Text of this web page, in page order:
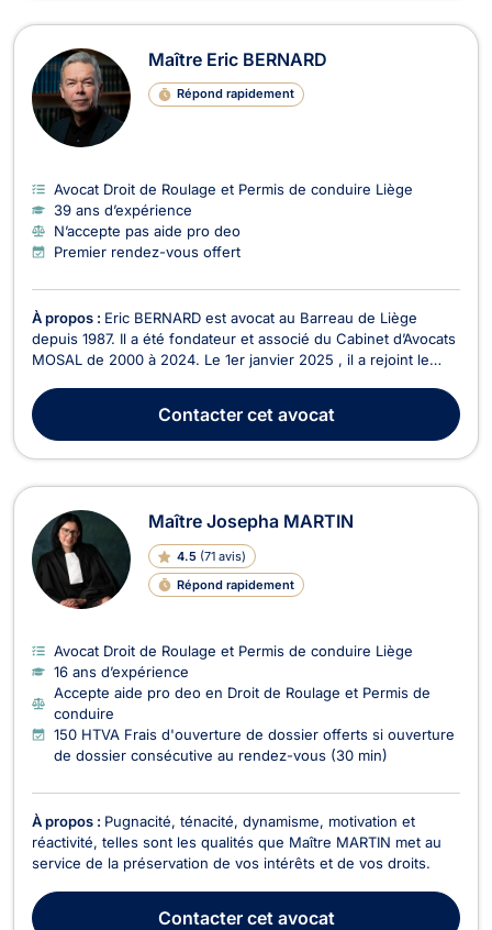
Maître Eric BERNARD
Répond rapidement
Avocat Droit de Roulage et Permis de conduire Liège
39 ans d’expérience
N’accepte pas aide pro deo
Premier rendez-vous offert
À propos : Eric BERNARD est avocat au Barreau de Liège
depuis 1987. Il a été fondateur et associé du Cabinet d’Avocats
MOSAL de 2000 à 2024. Le 1er janvier 2025 , il a rejoint le
WWW.AVOCATS-JAK.BE Il est également juge suppléant
depuis 1994, d’abord à la Justice de Paix du canton de L...
Contactercet avocat
Maître Josepha MARTIN
4.5 (71 avis)
Répond rapidement
Avocat Droit de Roulage et Permis de conduire Liège
16 ans d’expérience
Accepte aide pro deo en Droit de Roulage et Permis de
conduire
150 HTVA Frais d'ouverture de dossier offerts si ouverture
de dossier consécutive au rendez-vous (30 min)
À propos : Pugnacité, ténacité, dynamisme, motivation et
réactivité, telles sont les qualités que Maître MARTIN met au
service de la préservation de vos intérêts et de vos droits.
Contactercet avocat